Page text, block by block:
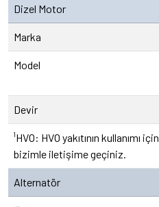
Dizel Motor
Marka
Model
Devir
¹HVO: HVO yakıtının kullanımı için
bizimle iletişime geçiniz.
Alternatör